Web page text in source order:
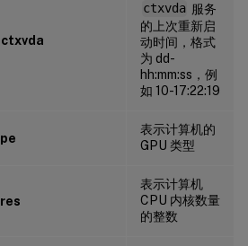
ctxvda 服务
的上次重新启
动时间，格式
为 dd-
hh:mm:ss，例
如 10-17:22:19
表示计算机的
GPU 类型
表示计算机
CPU 内核数量
的整数